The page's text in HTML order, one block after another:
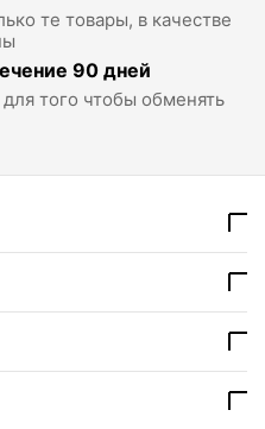
те товары, в качестве
90 дней
того чтобы обменять